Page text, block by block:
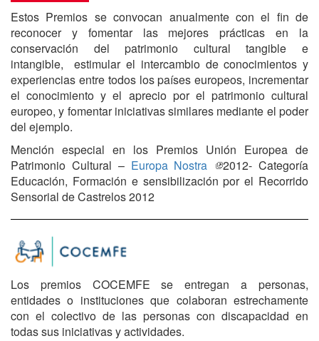
Estos Premios se convocan anualmente con el fin de
reconocer y fomentar las mejores prácticas en la
conservación del patrimonio cultural tangible e
intangible, estimular el intercambio de conocimientos y
experiencias entre todos los países europeos, incrementar
el conocimiento y el aprecio por el patrimonio cultural
europeo, y fomentar iniciativas similares mediante el poder
del ejemplo.
Mención especial en los Premios Unión Europea de
Patrimonio Cultural –Europa Nostra
2012- Categoría
Educación, Formación e sensibilización por el Recorrido
Sensorial de Castrelos 2012
Los premios COCEMFE se entregan a personas,
entidades o instituciones que colaboran estrechamente
con el colectivo de las personas con discapacidad en
todas sus iniciativas y actividades.